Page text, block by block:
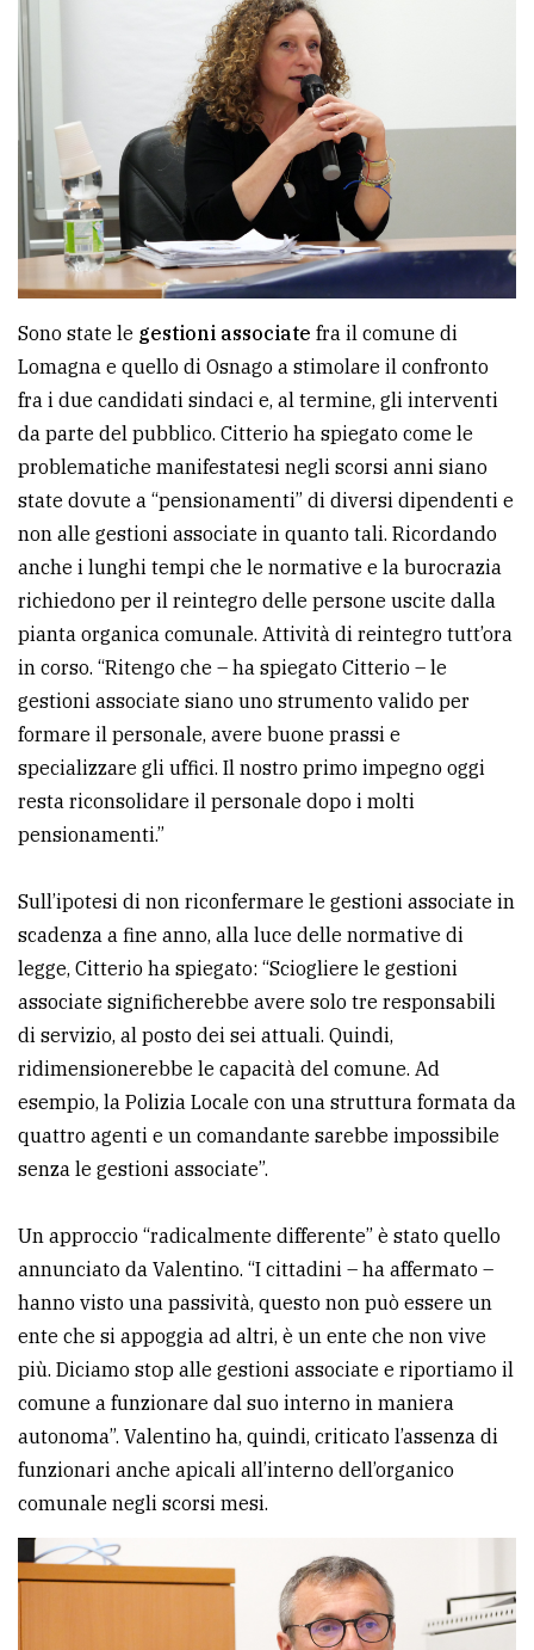
Sono state le gestioni associate fra il comune di
Lomagna e quello di Osnago a stimolare il confronto
fra i due candidati sindaci e, al termine, gli interventi
da parte del pubblico. Citterio ha spiegato come le
problematiche manifestatesi negli scorsi anni siano
state dovute a “pensionamenti” di diversi dipendenti e
non alle gestioni associate in quanto tali. Ricordando
anche i lunghi tempi che le normative e la burocrazia
richiedono per il reintegro delle persone uscite dalla
pianta organica comunale. Attività di reintegro tutt’ora
in corso. “Ritengo che – ha spiegato Citterio – le
gestioni associate siano uno strumento valido per
formare il personale, avere buone prassi e
specializzare gli uffici. Il nostro primo impegno oggi
resta riconsolidare il personale dopo i molti
pensionamenti.”
Sull’ipotesi di non riconfermare le gestioni associate in
scadenza a fine anno, alla luce delle normative di
legge, Citterio ha spiegato: “Sciogliere le gestioni
associate significherebbe avere solo tre responsabili
di servizio, al posto dei sei attuali. Quindi,
ridimensionerebbe le capacità del comune. Ad
esempio, la Polizia Locale con una struttura formata da
quattro agenti e un comandante sarebbe impossibile
senza le gestioni associate”.
Un approccio “radicalmente differente” è stato quello
annunciato da Valentino. “I cittadini – ha affermato –
hanno visto una passività, questo non può essere un
ente che si appoggia ad altri, è un ente che non vive
più. Diciamo stop alle gestioni associate e riportiamo il
comune a funzionare dal suo interno in maniera
autonoma”. Valentino ha, quindi, criticato l’assenza di
funzionari anche apicali all’interno dell’organico
comunale negli scorsi mesi.